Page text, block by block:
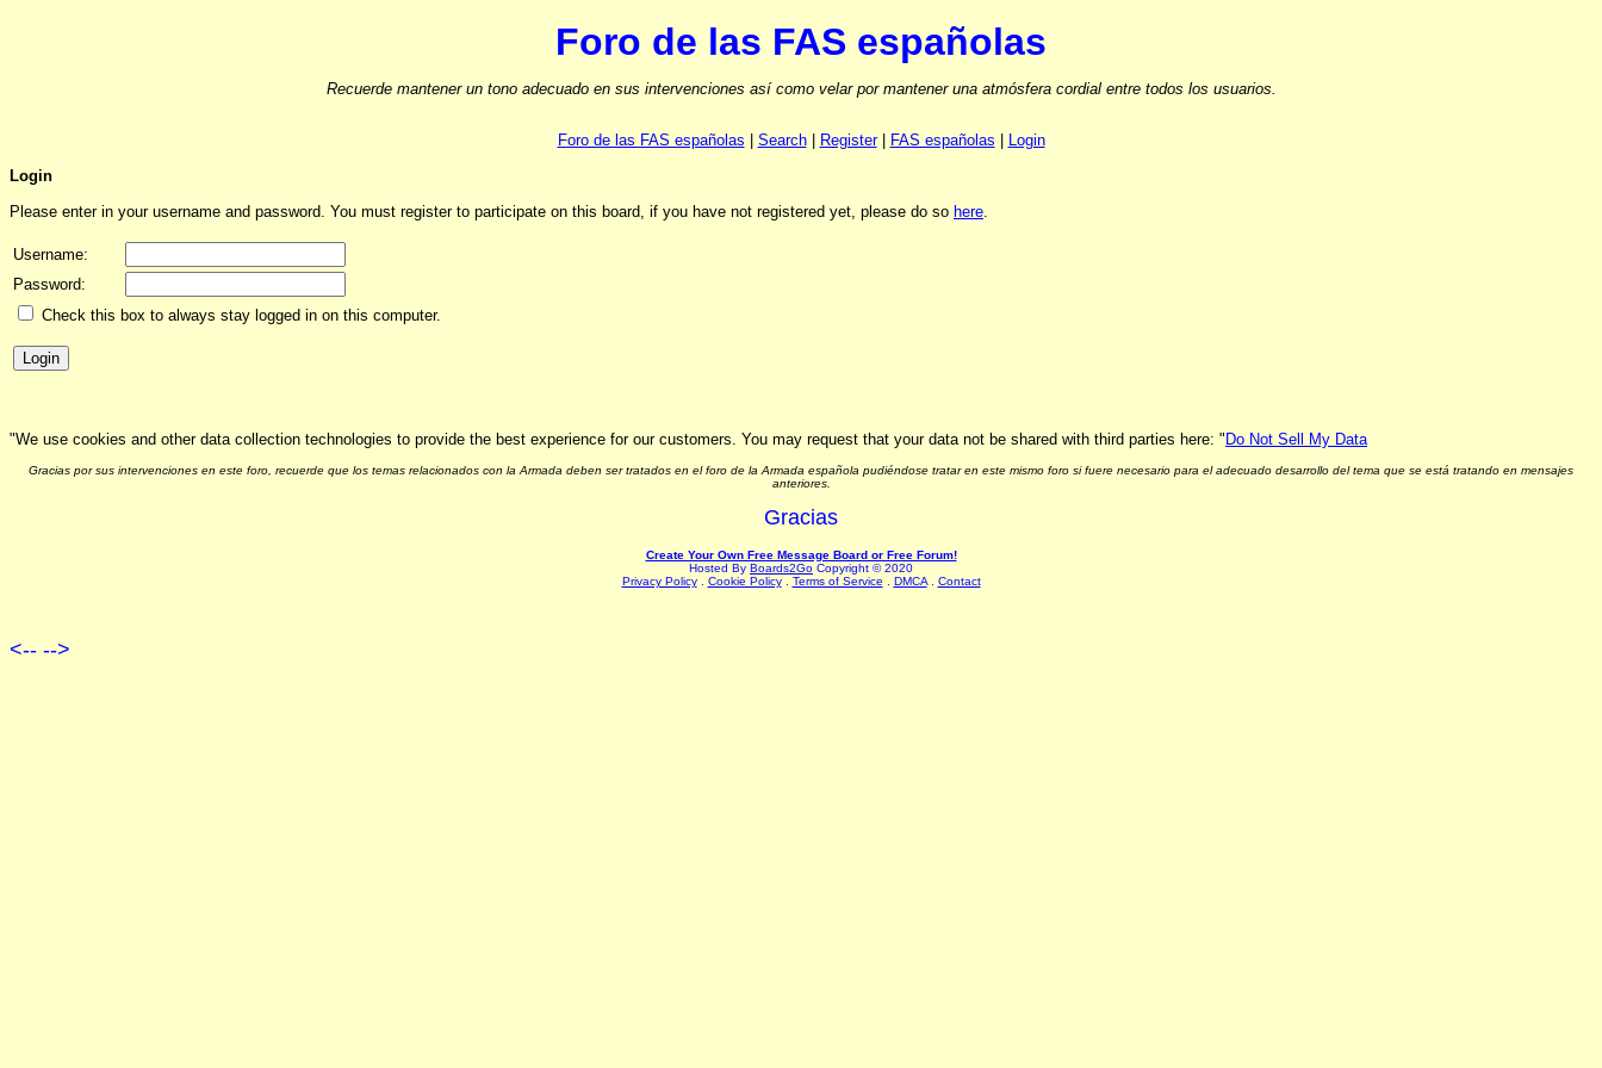
Foro de las FAS españolas
Recuerde mantener un tono adecuado en sus intervenciones así como velar por mantener una atmósfera cordial entre todos los usuarios.
Foro de las FAS españolas Search| Register| FAS españolas
Login
Login
Please enter in your username and password. You must register to participate on this board, if you have not registered yet, please do so here.
Username:
Password:
Check this box to always stay logged in on this computer.
"We use cookies and other data collection technologies to provide the best experience for our customers. You may request that your data not be shared with third parties here: " Do Not Sell My Data
Gracias por sus intervenciones en este foro, recuerde que los temas relacionados con la Armada deben ser tratados en el foro de la Armada española pudiéndose tratar en este mismo foro si fuere necesario para el adecuado desarrollo del tema que se está tratando en mensajes
anteriores.
Gracias
Create Your Own Free Message Board or Free Forum!
Hosted By Boards2Go Copyright © 2020
Privacy Policy. Cookie Policy. Terms of Service DMCA. Contact
<-- -->